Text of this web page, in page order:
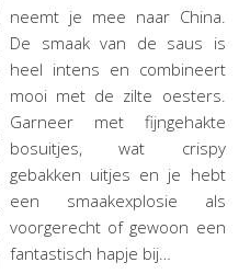
neemt je mee naar China.
De smaak van de saus is
heel intens en combineert
mooi met de zilte oesters.
Garneer met fijngehakte
bosuitjes, wat crispy
gebakken uitjes en je hebt
een smaakexplosie als
voorgerecht of gewoon een
fantastisch hapje bij…